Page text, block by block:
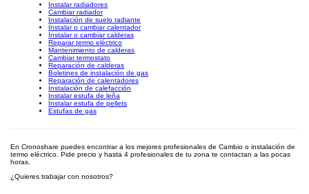
Instalar radiadores
Cambiar radiador
Instalación de suelo radiante
Instalar o cambiar calentador
Instalar o cambiar calderas
Reparar termo eléctrico
Mantenimiento de calderas
Cambiar termostato
Reparación de calderas
Boletines de instalación de gas
Reparación de calentadores
Instalación de calefacción
Instalar estufa de leña
Instalar estufa de pellets
Estufas de gas
En Cronoshare puedes encontrar a los mejores profesionales de Cambio o instalación de
termo eléctrico. Pide precio y hasta 4 profesionales de tu zona te contactan a las pocas
horas.
¿Quieres trabajar con nosotros?